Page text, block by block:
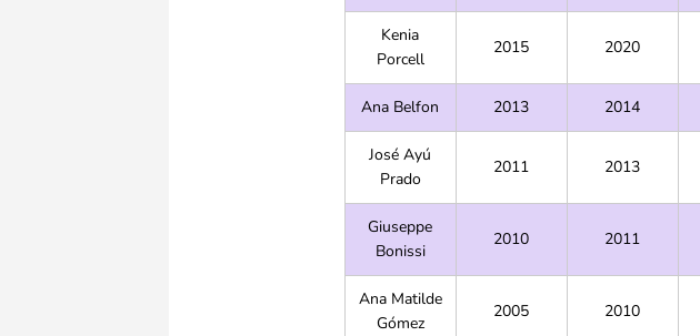
Kenia
Porcell
2015 2020
Ana Belfon 2013 2014
José Ayú
Prado
2011 2013
Giuseppe
Bonissi
2010 2011
Ana Matilde
Gómez
2005 2010